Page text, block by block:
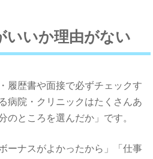
いいか理由がない
履歴書や面接で必ずチェックす
病院・クリニックはたくさんあ
のところを選んだか」です。
ーナスがよかったから」「仕事